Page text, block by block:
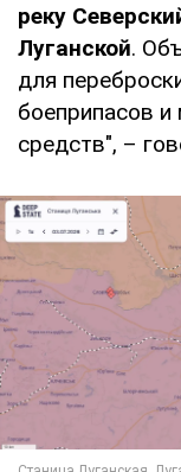
реку
Луганской.
для
боеприпасов и
средств", –